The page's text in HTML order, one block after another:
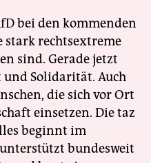
bei den kommenden
stark rechtsextreme
sind. Gerade jetzt
und Solidarität. Auch
die sich vor Ort
einsetzen. Die taz
beginnt im
bundesweit